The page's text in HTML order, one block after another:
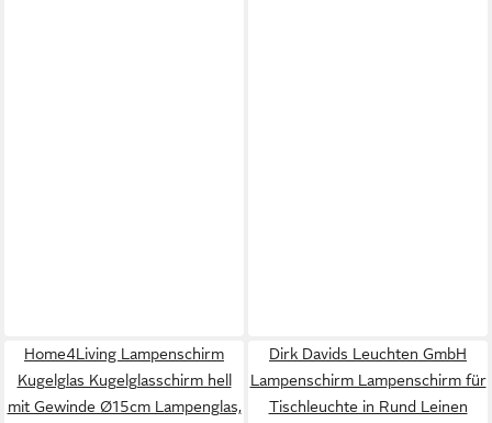
Home4Living Lampenschirm
Kugelglas Kugelglasschirm hell
mit Gewinde Ø15cm Lampenglas,
Dirk Davids Leuchten GmbH
Lampenschirm Lampenschirm für
Tischleuchte in Rund Leinen